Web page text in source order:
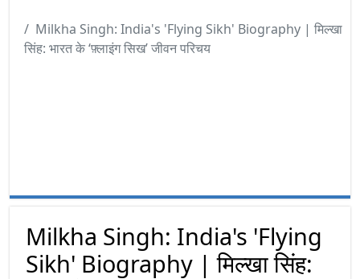
Milkha Singh: India's 'Flying Sikh' Biography | मिल्खा
सिंह: भारत के ‘फ़्लाइंग सिख’ जीवन परिचय
Milkha Singh: India's 'Flying
Sikh' Biography | मिल्खा सिंह: